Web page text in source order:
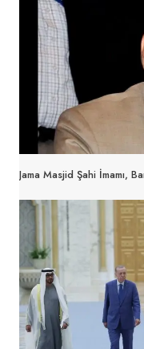
Jama Masjid Şahi İmamı,